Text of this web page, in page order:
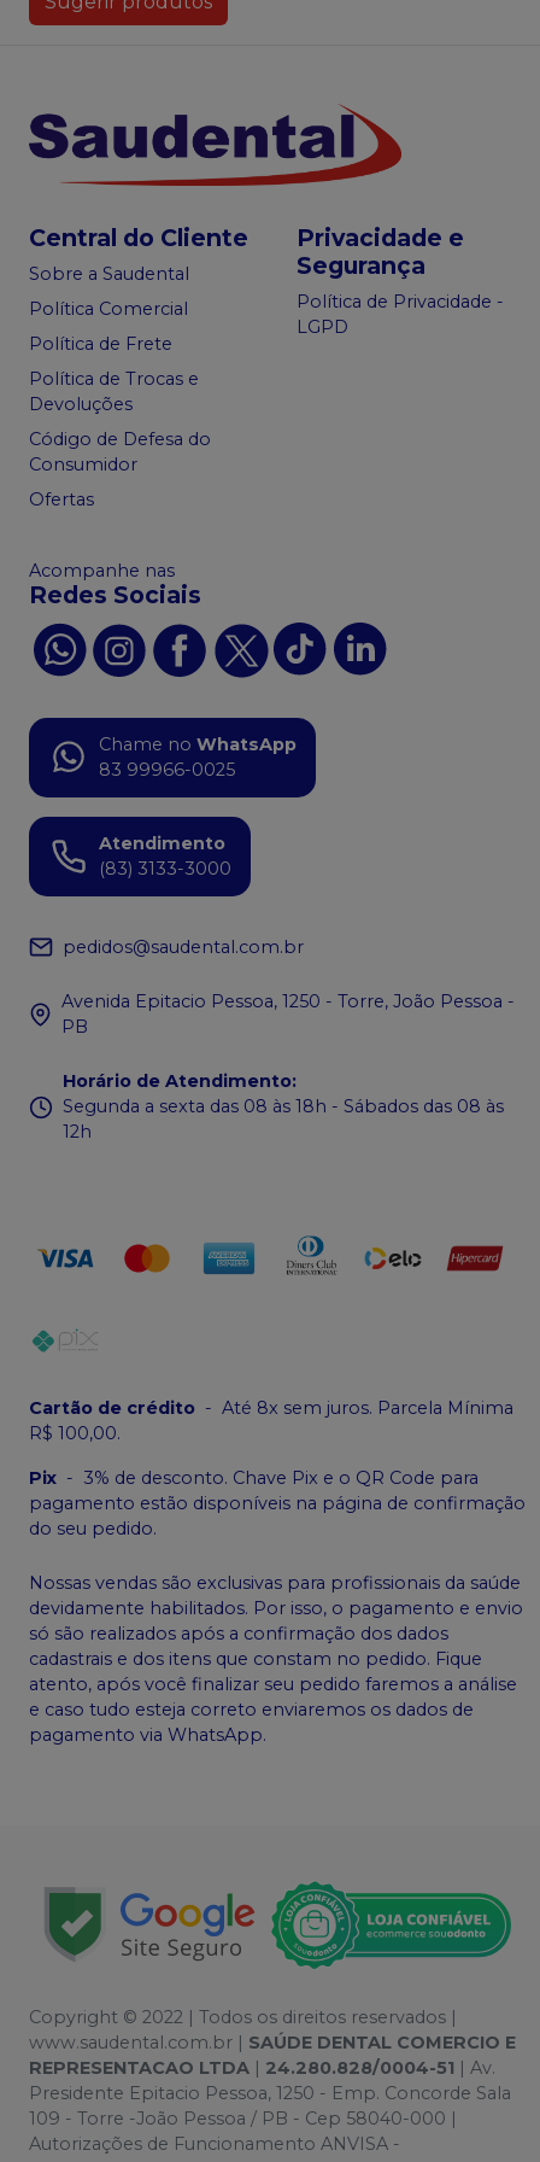
Central do Cliente
Sobre a Saudental
Política Comercial
Política de Frete
Política de Trocas e
Devoluções
Código de Defesa do
Consumidor
Ofertas
Privacidade e
Segurança
Política de Privacidade -
LGPD
Acompanhe nas
Redes Sociais
Chame no WhatsApp
83 99966-0025
Atendimento
(83) 3133-3000
pedidos@saudental.com.br
Avenida Epitacio Pessoa, 1250 - Torre, João Pessoa -
PB
Horário de Atendimento:
Segunda a sexta das 08 às 18h - Sábados das 08 às
12h
Cartão de crédito - Até 8x sem juros. Parcela Mínima
R$ 100,00.
Pix - 3% de desconto. Chave Pix e o QR Code para
pagamento estão disponíveis na página de confirmação
do seu pedido.
Nossas vendas são exclusivas para profissionais da saúde
devidamente habilitados. Por isso, o pagamento e envio
só são realizados após a confirmação dos dados
cadastrais e dos itens que constam no pedido. Fique
atento, após você finalizar seu pedido faremos a análise
e caso tudo esteja correto enviaremos os dados de
pagamento via WhatsApp.
Copyright © 2022 | Todos os direitos reservados |
www.saudental.com.br | SAÚDE DENTAL COMERCIO E
REPRESENTACAO LTDA | 24.280.828/0004-51 | Av.
Presidente Epitacio Pessoa, 1250 - Emp. Concorde Sala
109 - Torre -João Pessoa / PB - Cep 58040-000 |
Autorizações de Funcionamento ANVISA -